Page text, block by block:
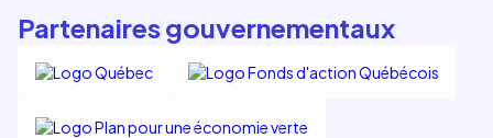
Partenaires gouvernementaux